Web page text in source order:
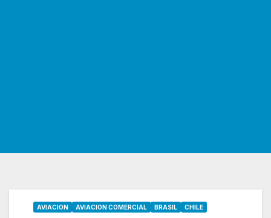
AVIACION AVIACION COMERCIAL BRASIL CHILE